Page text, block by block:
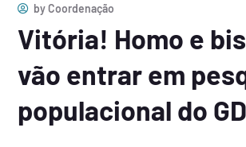
byCoordenação
Vitória! Homo e
vão entrar em
populacional do